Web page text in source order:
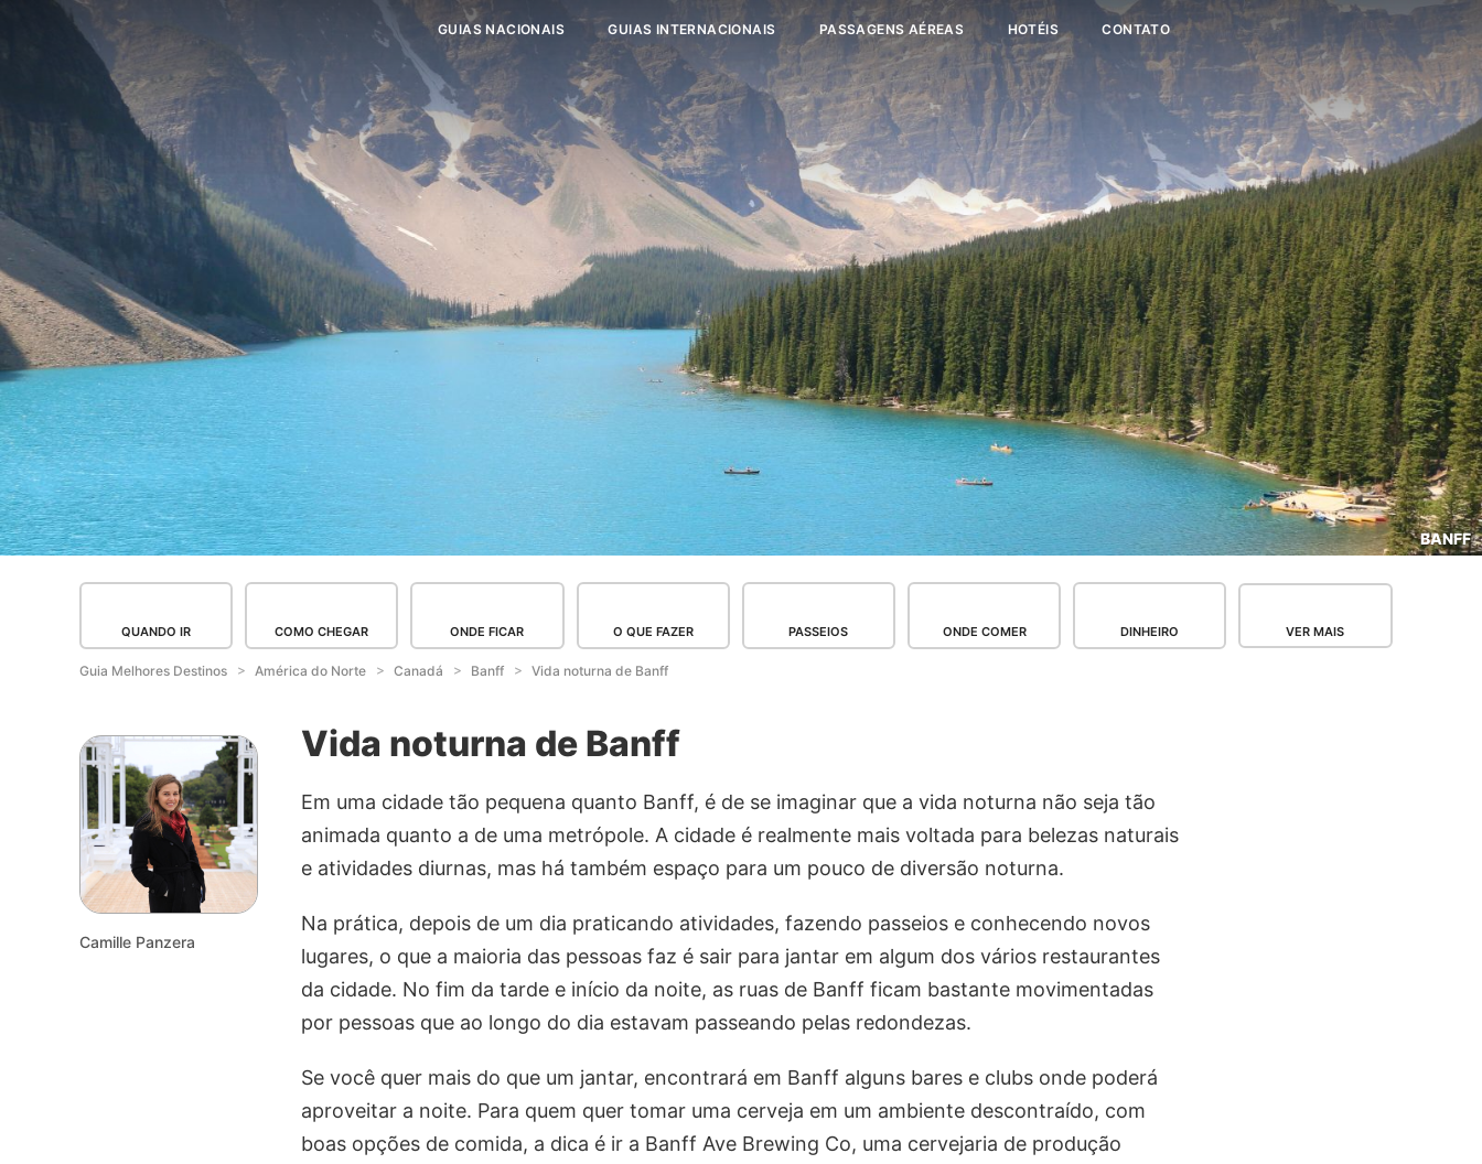
GUIAS NACIONAIS GUIAS INTERNACIONAIS PASSAGENS AÉREAS HOTÉIS CONTATO
BANFF
QUANDO IR COMO CHEGAR ONDE FICAR O QUE FAZER PASSEIOS ONDE COMER DINHEIRO VER MAIS
Guia Melhores Destinos América do Norte Canadá Banff Vida noturna de Banff
Camille Panzera
Vida noturna de Banff
Em uma cidade tão pequena quanto Banff, é de se imaginar que a vida noturna não seja tão
animada quanto a de uma metrópole. A cidade é realmente mais voltada para belezas naturais
e atividades diurnas, mas há também espaço para um pouco de diversão noturna.
Na prática, depois de um dia praticando atividades, fazendo passeios e conhecendo novos
lugares, o que a maioria das pessoas faz é sair para jantar em algum dos vários restaurantes
da cidade. No fim da tarde e início da noite, as ruas de Banff ficam bastante movimentadas
por pessoas que ao longo do dia estavam passeando pelas redondezas.
Se você quer mais do que um jantar, encontrará em Banff alguns bares e clubs onde poderá
aproveitar a noite. Para quem quer tomar uma cerveja em um ambiente descontraído, com
boas opções de comida, a dica é ir a Banff Ave Brewing Co, uma cervejaria de produção